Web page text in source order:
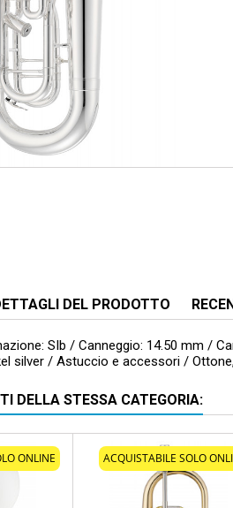
DEL PRODOTTO
SIb / Canneggio: 14.50 mm /
silver / Astuccio e accessori /
DELLA STESSA CATEGORIA:
ONLINE ACQUISTABILE SOLO